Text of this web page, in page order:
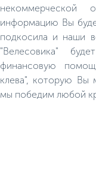
информацию Вы
подкосила и наши
"Велесовика"
финансовую
клева", которую Вы
мы победим любой